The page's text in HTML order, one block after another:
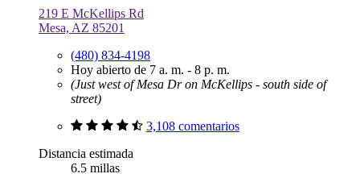
219 E McKellips Rd
Mesa, AZ 85201
(480) 834-4198
Hoy abierto de 7 a. m. - 8 p. m.
(Just west of Mesa Dr on McKellips - south side of
street)
3,108 comentarios
Distancia estimada
6.5 millas